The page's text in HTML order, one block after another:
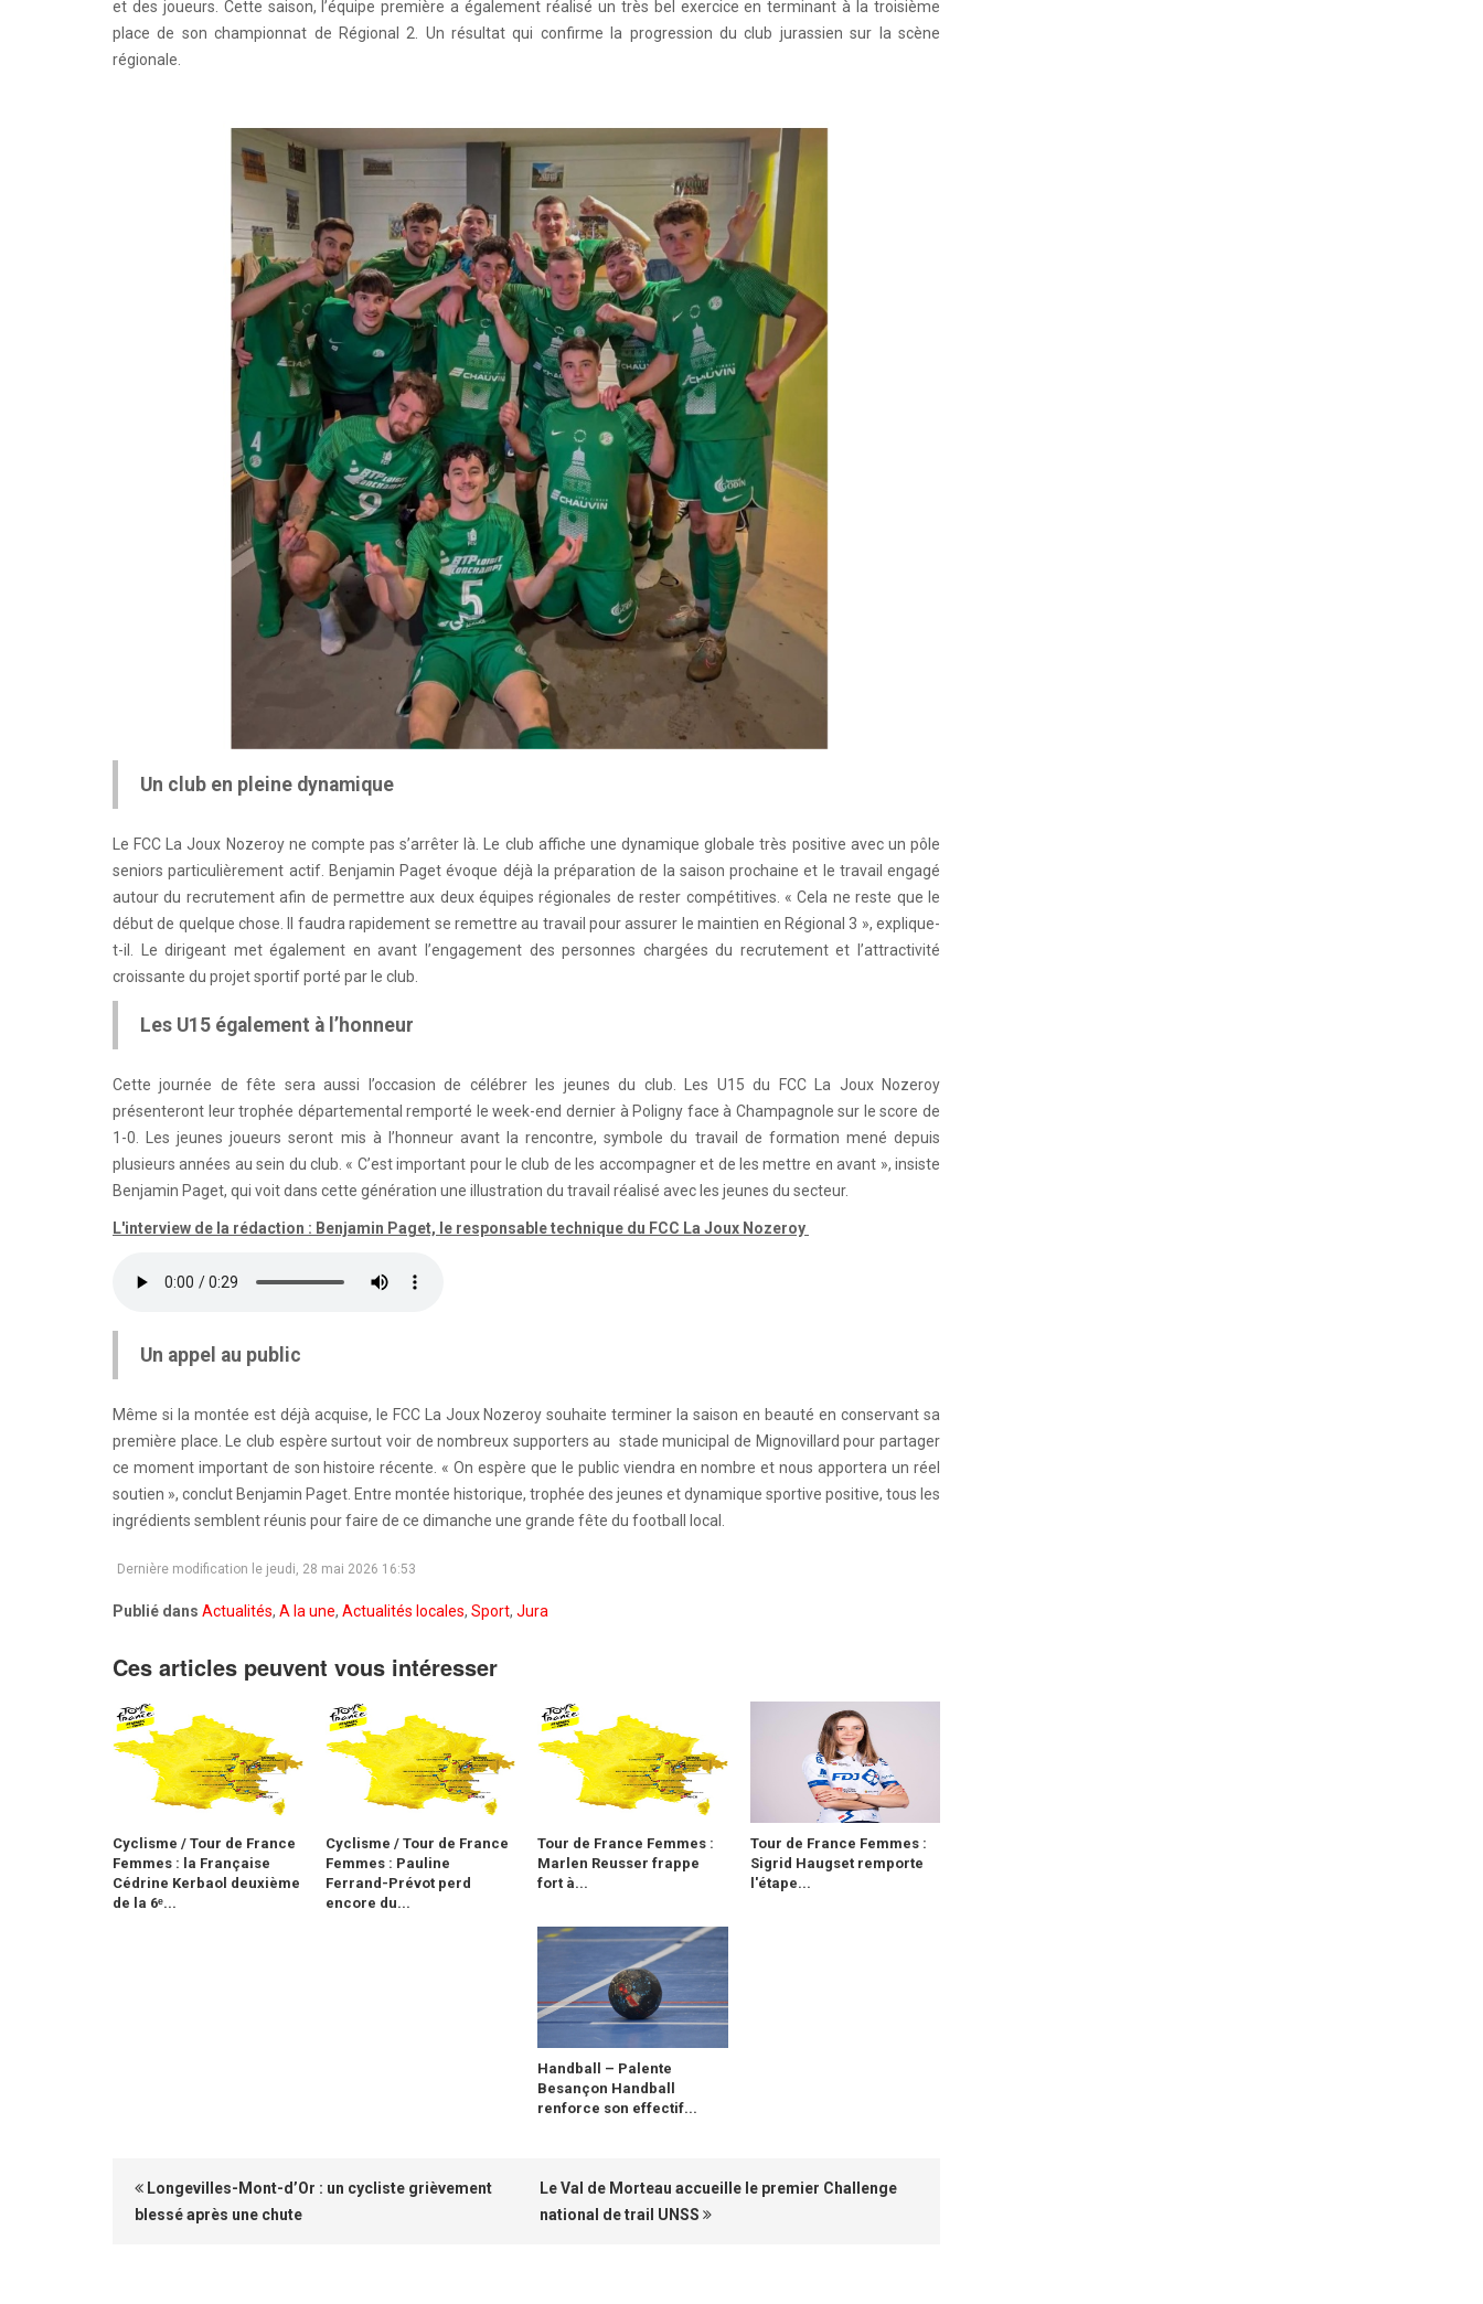
et des joueurs. Cette saison, l’équipe première a également réalisé un très bel exercice en terminant à la troisième
place de son championnat de Régional 2. Un résultat qui confirme la progression du club jurassien sur la scène
régionale.
Un club en pleine dynamique
Le FCC La Joux Nozeroy ne compte pas s’arrêter là. Le club affiche une dynamique globale très positive avec un pôle
seniors particulièrement actif. Benjamin Paget évoque déjà la préparation de la saison prochaine et le travail engagé
autour du recrutement afin de permettre aux deux équipes régionales de rester compétitives. « Cela ne reste que le
début de quelque chose. Il faudra rapidement se remettre au travail pour assurer le maintien en Régional 3 », explique-
t-il. Le dirigeant met également en avant l’engagement des personnes chargées du recrutement et l’attractivité
croissante du projet sportif porté par le club.
Les U15 également à l’honneur
Cette journée de fête sera aussi l’occasion de célébrer les jeunes du club. Les U15 du FCC La Joux Nozeroy
présenteront leur trophée départemental remporté le week-end dernier à Poligny face à Champagnole sur le score de
1-0. Les jeunes joueurs seront mis à l’honneur avant la rencontre, symbole du travail de formation mené depuis
plusieurs années au sein du club. « C’est important pour le club de les accompagner et de les mettre en avant », insiste
Benjamin Paget, qui voit dans cette génération une illustration du travail réalisé avec les jeunes du secteur.
L'interview de la rédaction : Benjamin Paget, le responsable technique du FCC La Joux Nozeroy
Un appel au public
Même si la montée est déjà acquise, le FCC La Joux Nozeroy souhaite terminer la saison en beauté en conservant sa
première place. Le club espère surtout voir de nombreux supporters au stade municipal de Mignovillard pour partager
ce moment important de son histoire récente. « On espère que le public viendra en nombre et nous apportera un réel
soutien », conclut Benjamin Paget. Entre montée historique, trophée des jeunes et dynamique sportive positive, tous les
ingrédients semblent réunis pour faire de ce dimanche une grande fête du football local.
Dernière modification le jeudi, 28 mai 2026 16:53
Publié dans Actualités, A la une, Actualités locales, Sport, Jura
Ces articles peuvent vous intéresser
Cyclisme / Tour de France
Femmes : la Française
Cédrine Kerbaol deuxième
de la 6ᵉ...
Cyclisme / Tour de France
Femmes : Pauline
Ferrand-Prévot perd
encore du...
Tour de France Femmes :
Marlen Reusser frappe
fort à...
Tour de France Femmes :
Sigrid Haugset remporte
l'étape...
Handball – Palente
Besançon Handball
renforce son effectif...
Longevilles-Mont-d’Or : un cycliste grièvement
blessé après une chute
Le Val de Morteau accueille le premier Challenge
national de trail UNSS